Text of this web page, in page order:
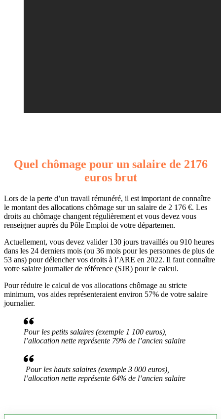
Quel chômage pour un salaire de 2176
euros brut
Lors de la perte d’un travail rémunéré, il est important de connaître
le montant des allocations chômage sur un salaire de 2 176 €. Les
droits au chômage changent régulièrement et vous devez vous
renseigner auprès du Pôle Emploi de votre départemen.
Actuellement, vous devez valider 130 jours travaillés ou 910 heures
dans les 24 derniers mois (ou 36 mois pour les personnes de plus de
53 ans) pour délencher vos droits à l’ARE en 2022. Il faut connaître
votre salaire journalier de référence (SJR) pour le calcul.
Pour réduire le calcul de vos allocations chômage au stricte
minimum, vos aides représenteraient environ 57% de votre salaire
journalier.
Pour les petits salaires (exemple 1 100 euros),
l’allocation nette représente 79% de l’ancien salaire
Pour les hauts salaires (exemple 3 000 euros),
l’allocation nette représente 64% de l’ancien salaire